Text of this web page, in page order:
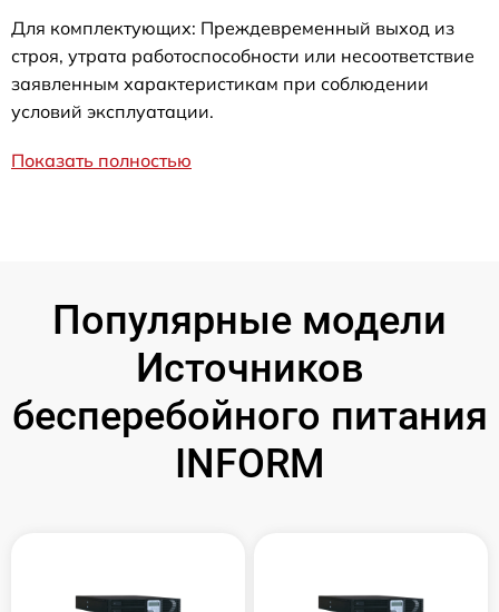
Для комплектующих: Преждевременный выход из
строя, утрата работоспособности или несоответствие
заявленным характеристикам при соблюдении
условий эксплуатации.
Показать полностью
Популярные модели
Источников
бесперебойного питания
INFORM